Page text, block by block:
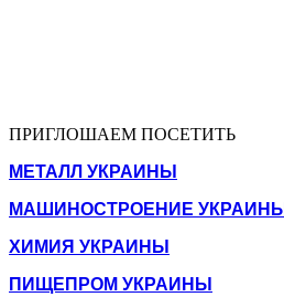
ПРИГЛОШАЕМ ПОСЕТИТЬ
МЕТАЛЛ УКРАИНЫ
МАШИНОСТРОЕНИЕ УКРАИНЫ
ХИМИЯ УКРАИНЫ
ПИЩЕПРОМ УКРАИНЫ